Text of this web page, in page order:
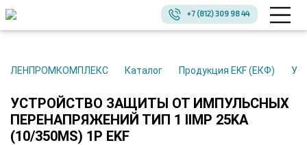
+7 (812) 309 98 44
ЛЕНПРОМКОМПЛЕКС Каталог Продукция EKF (ЕКФ)
УСТРОЙСТВО ЗАЩИТЫ ОТ ИМПУЛЬСНЫХ
ПЕРЕНАПРЯЖЕНИЙ ТИП 1 IIMP 25KA
(10/350ΜS) 1P EKF